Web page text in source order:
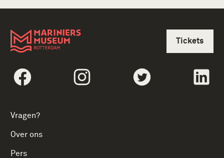
Volg social linksFacebookVolg social linksInstagram
Volg social
Vragen?
Over ons
Pers
Tickets